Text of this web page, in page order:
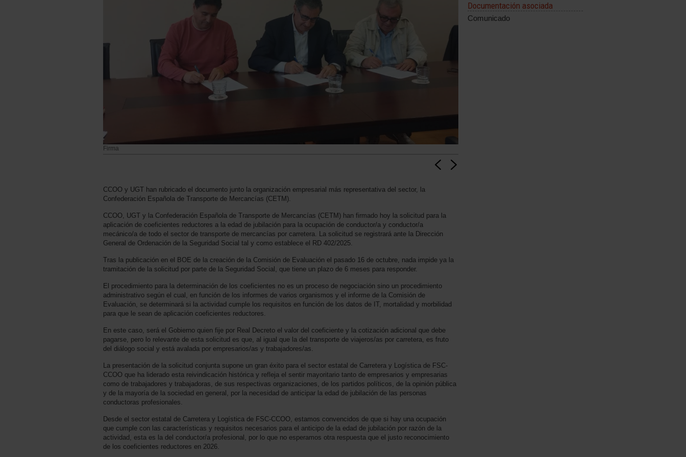
Firma
CCOO y UGT han rubricado el documento junto la organización empresarial más representativa del sector, la
Confederación Española de Transporte de Mercancías (CETM).
CCOO, UGT y la Confederación Española de Transporte de Mercancías (CETM) han firmado hoy la solicitud para la
aplicación de coeficientes reductores a la edad de jubilación para la ocupación de conductor/a y conductor/a
mecánico/a de todo el sector de transporte de mercancías por carretera. La solicitud se registrará ante la Dirección
General de Ordenación de la Seguridad Social tal y como establece el RD 402/2025.
Tras la publicación en el BOE de la creación de la Comisión de Evaluación el pasado 16 de octubre, nada impide ya la
tramitación de la solicitud por parte de la Seguridad Social, que tiene un plazo de 6 meses para responder.
El procedimiento para la determinación de los coeficientes no es un proceso de negociación sino un procedimiento
administrativo según el cual, en función de los informes de varios organismos y el informe de la Comisión de
Evaluación, se determinará si la actividad cumple los requisitos en función de los datos de IT, mortalidad y morbilidad
para que le sean de aplicación coeficientes reductores.
En este caso, será el Gobierno quien fije por Real Decreto el valor del coeficiente y la cotización adicional que debe
pagarse, pero lo relevante de esta solicitud es que, al igual que la del transporte de viajeros/as por carretera, es fruto
del diálogo social y está avalada por empresarios/as y trabajadores/as.
La presentación de la solicitud conjunta supone un gran éxito para el sector estatal de Carretera y Logística de FSC-
CCOO que ha liderado esta reivindicación histórica y refleja el sentir mayoritario tanto de empresarios y empresarias
como de trabajadores y trabajadoras, de sus respectivas organizaciones, de los partidos políticos, de la opinión pública
y de la mayoría de la sociedad en general, por la necesidad de anticipar la edad de jubilación de las personas
conductoras profesionales.
Desde el sector estatal de Carretera y Logística de FSC-CCOO, estamos convencidos de que si hay una ocupación
que cumple con las características y requisitos necesarios para el anticipo de la edad de jubilación por razón de la
actividad, esta es la del conductor/a profesional, por lo que no esperamos otra respuesta que el justo reconocimiento
de los coeficientes reductores en 2026.
Documentación asociada
Comunicado